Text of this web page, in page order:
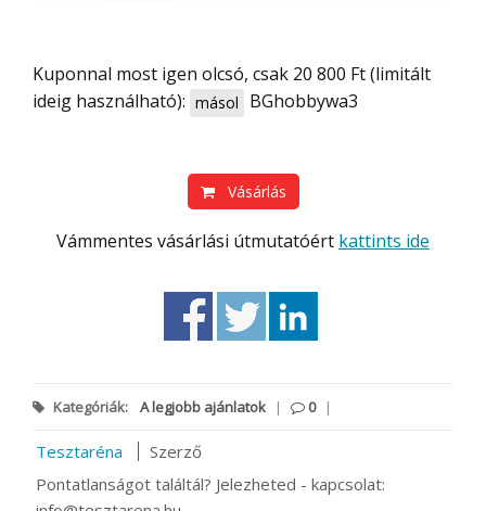
Kuponnal most igen olcsó, csak 20 800 Ft (limitált
ideig használható): másol BGhobbywa3
Vásárlás
Vámmentes vásárlási útmutatóért kattints ide
Kategóriák: A legjobb ajánlatok | 0 |
Tesztaréna
Szerző
Pontatlanságot találtál? Jelezheted - kapcsolat: